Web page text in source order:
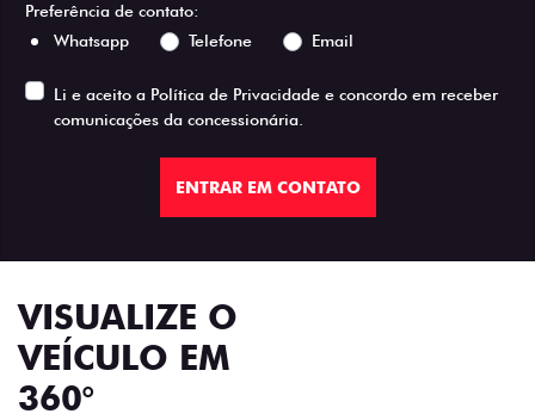
Preferência de contato:
Whatsapp
Telefone Email
Li e aceito a Política de Privacidade e concordo em receber
comunicações da concessionária.
ENTRAR EM CONTATO
VISUALIZE O
VEÍCULO EM
360°